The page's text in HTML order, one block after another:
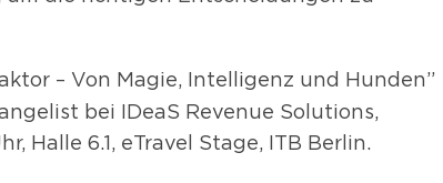
– Von Magie, Intelligenz und Hunden”
bei IDeaS Revenue Solutions,
Halle 6.1, eTravel Stage, ITB Berlin.